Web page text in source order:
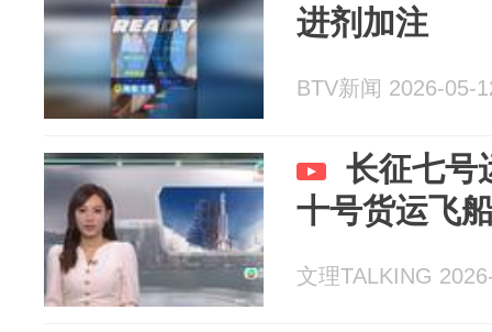
进剂加注
BTV新闻 2026-05-
长征七号
十号货运飞
文理TALKING